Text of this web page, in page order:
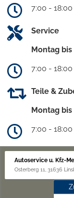
7:00 -
Service
Montag
7:00 -
Teile &
Montag
7:00 -
Autoservice u. Kfz-
Osterberg 11, 31636